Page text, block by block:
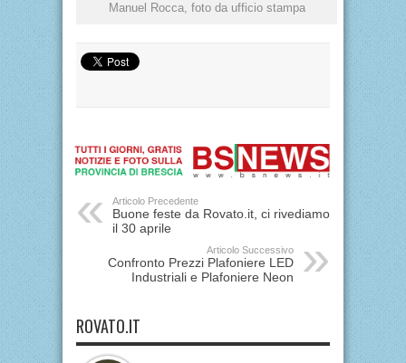
Manuel Rocca, foto da ufficio stampa
Articolo Precedente
Buone feste da Rovato.it, ci rivediamo
il 30 aprile
Articolo Successivo
Confronto Prezzi Plafoniere LED
Industriali e Plafoniere Neon
ROVATO.IT